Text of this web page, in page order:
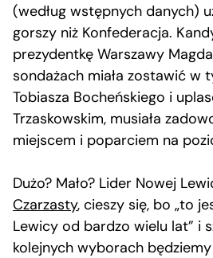
(według wstępnych danych)
gorszy niż Konfederacja.
prezydentkę Warszawy
sondażach miała zostawić w
Tobiasza Bocheńskiego i
Trzaskowskim, musiała
miejscem i poparciem na
Dużo? Mało? Lider Nowej
Czarzasty, cieszy się, bo „to
Lewicy od bardzo wielu lat” i
kolejnych wyborach